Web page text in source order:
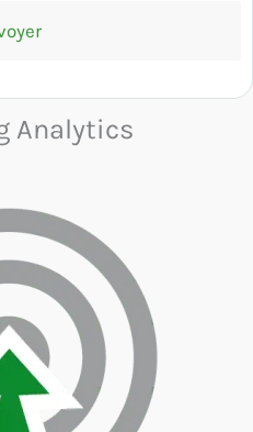
Analytics